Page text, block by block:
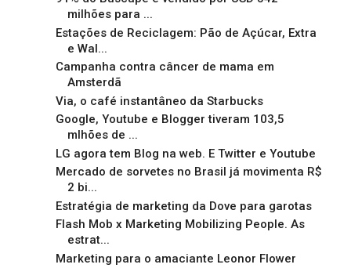
milhões para ...
Estações de Reciclagem: Pão de Açúcar, Extra
e Wal...
Campanha contra câncer de mama em
Amsterdã
Via, o café instantâneo da Starbucks
Google, Youtube e Blogger tiveram 103,5
mlhões de ...
LG agora tem Blog na web. E Twitter e Youtube
Mercado de sorvetes no Brasil já movimenta R$
2 bi...
Estratégia de marketing da Dove para garotas
Flash Mob x Marketing Mobilizing People. As
estrat...
Marketing para o amaciante Leonor Flower